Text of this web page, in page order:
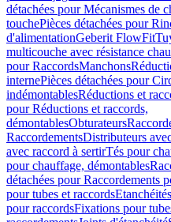
détachées pour Mécanismes de
touchePièces détachées pour
d'alimentationGeberit FlowFit
multicouche avec résistance
pour RaccordsManchons
internePièces détachées pour
indémontablesRéductions et
pour Réductions et raccords,
démontablesObturateurs
RaccordementsDistributeurs
avec raccord à sertirTés pour
pour chauffage, démontables
détachées pour Raccordements
pour tubes et raccords
pour raccordsFixations pour